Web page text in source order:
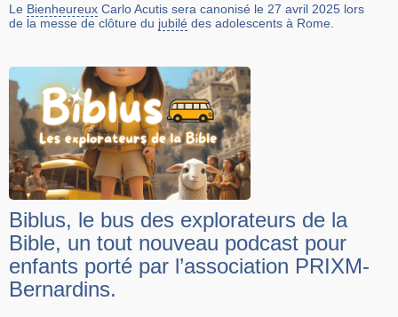
Le Bienheureux Carlo Acutis sera canonisé le 27 avril 2025 lors
de la messe de clôture du jubilé des adolescents à Rome.
Biblus, le bus des explorateurs de la
Bible, un tout nouveau podcast pour
enfants porté par l’association PRIXM-
Bernardins.